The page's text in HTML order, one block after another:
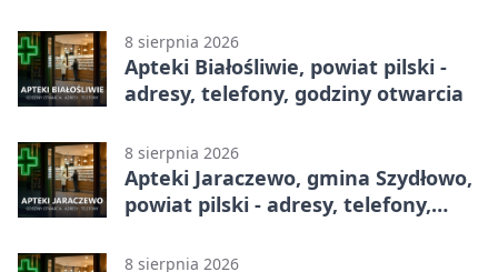
8 sierpnia 2026
Apteki Białośliwie, powiat pilski -
adresy, telefony, godziny otwarcia
8 sierpnia 2026
Apteki Jaraczewo, gmina Szydłowo,
powiat pilski - adresy, telefony,
8 sierpnia 2026